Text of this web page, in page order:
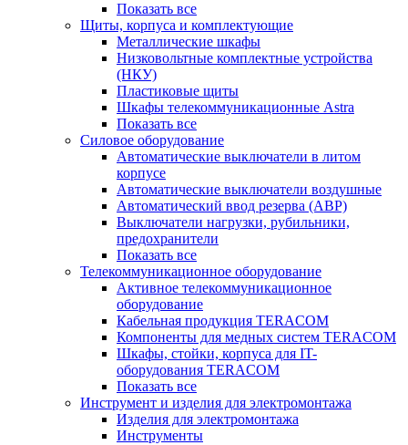
Показать все
Щиты, корпуса и комплектующие
Металлические шкафы
Низковольтные комплектные устройства
(НКУ)
Пластиковые щиты
Шкафы телекоммуникационные Astra
Показать все
Силовое оборудование
Автоматические выключатели в литом
корпусе
Автоматические выключатели воздушные
Автоматический ввод резерва (АВР)
Выключатели нагрузки, рубильники,
предохранители
Показать все
Телекоммуникационное оборудование
Активное телекоммуникационное
оборудование
Кабельная продукция TERACOM
Компоненты для медных систем TERACOM
Шкафы, стойки, корпуса для IT-
оборудования TERACOM
Показать все
Инструмент и изделия для электромонтажа
Изделия для электромонтажа
Инструменты